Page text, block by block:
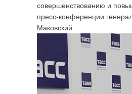
совершенствованию и
пресс-конференции
Маковский.